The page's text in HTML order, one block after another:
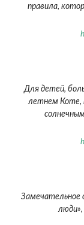
правила,
Для детей,
летнем Коте,
Замечательное
люди»,